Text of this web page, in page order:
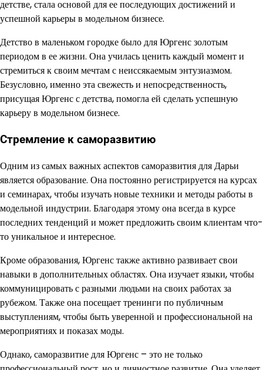
детстве, стала основой для ее последующих достижений и
успешной карьеры в модельном бизнесе.
Детство в маленьком городке было для Юргенс золотым
периодом в ее жизни. Она училась ценить каждый момент и
стремиться к своим мечтам с неиссякаемым энтузиазмом.
Безусловно, именно эта свежесть и непосредственность,
присущая Юргенс с детства, помогла ей сделать успешную
карьеру в модельном бизнесе.
Стремление к саморазвитию
Одним из самых важных аспектов саморазвития для Дарьи
является образование. Она постоянно регистрируется на курсах
и семинарах, чтобы изучать новые техники и методы работы в
модельной индустрии. Благодаря этому она всегда в курсе
последних тенденций и может предложить своим клиентам что-
то уникальное и интересное.
Кроме образования, Юргенс также активно развивает свои
навыки в дополнительных областях. Она изучает языки, чтобы
коммуницировать с разными людьми на своих работах за
рубежом. Также она посещает тренинги по публичным
выступлениям, чтобы быть уверенной и профессиональной на
мероприятиях и показах моды.
Однако, саморазвитие для Юргенс – это не только